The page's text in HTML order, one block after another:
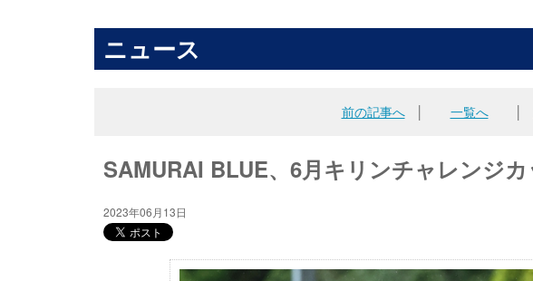
ニュース
前の記事へ│ 一覧へ
SAMURAI BLUE、6月キリンチャレンジ
2023年06月13日